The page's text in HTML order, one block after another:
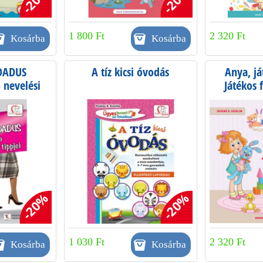
1 800 Ft 2 320 Ft
-20%
A tíz kicsi óvodás
-20%
1 030 Ft
Anya,
Játékos
2 320 Ft